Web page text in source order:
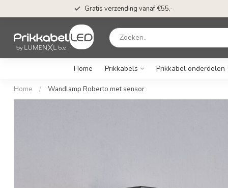
Gratis verzending vanaf €55,-
Home Prikkabels Prikkabel onderdelen
Home / Wandlamp Roberto met sensor